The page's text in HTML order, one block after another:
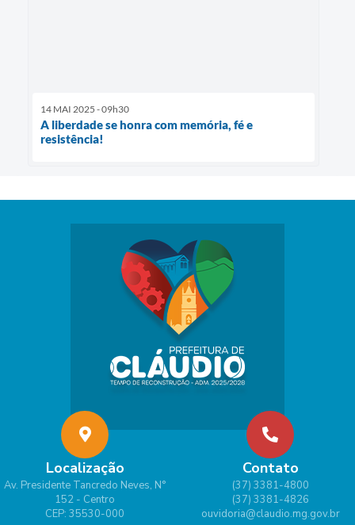
14 MAI 2025 - 09h30
A liberdade se honra com memória, fé e
resistência!
Localização
Av. Presidente Tancredo Neves, N°
152 - Centro
CEP: 35530-000
Contato
(37) 3381-4800
(37) 3381-4826
ouvidoria@claudio.mg.gov.br